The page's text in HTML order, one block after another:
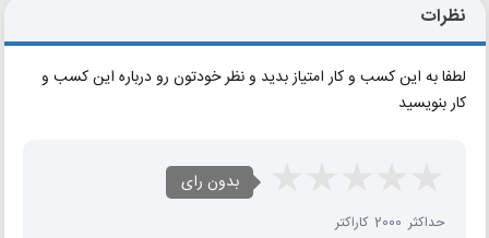
نظرات
لطفا به این کسب و کار امتیاز بدید و نظر خودتون رو درباره این کسب و
کار بنویسید
بدون رای
حداکثر 2000 کاراکتر